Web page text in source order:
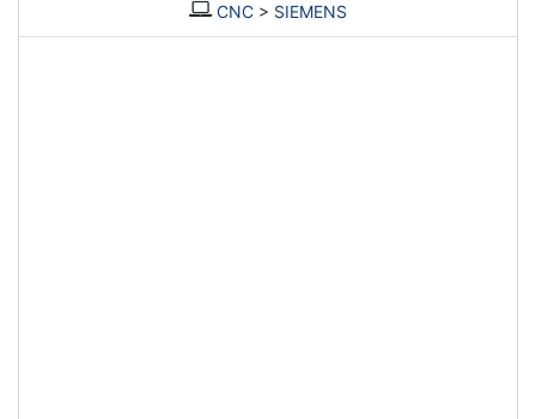
CNC > SIEMENS